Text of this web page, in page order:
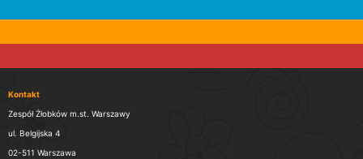
Kontakt
Zespół Żłobków m.st. Warszawy
ul. Belgijska 4
02-511 Warszawa